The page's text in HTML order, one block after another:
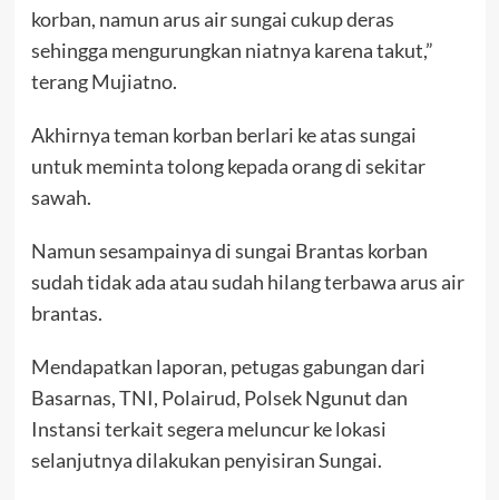
korban, namun arus air sungai cukup deras
sehingga mengurungkan niatnya karena takut,”
terang Mujiatno.
Akhirnya teman korban berlari ke atas sungai
untuk meminta tolong kepada orang di sekitar
sawah.
Namun sesampainya di sungai Brantas korban
sudah tidak ada atau sudah hilang terbawa arus air
brantas.
Mendapatkan laporan, petugas gabungan dari
Basarnas, TNI, Polairud, Polsek Ngunut dan
Instansi terkait segera meluncur ke lokasi
selanjutnya dilakukan penyisiran Sungai.